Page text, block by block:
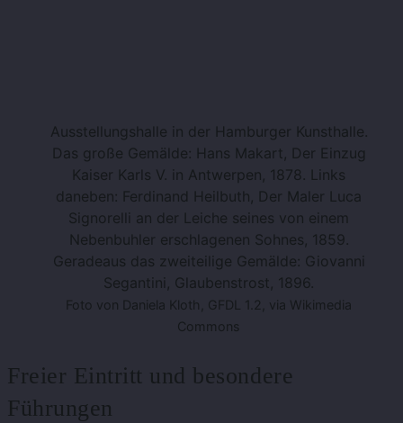
Ausstellungshalle in der Hamburger Kunsthalle.
Das große Gemälde: Hans Makart, Der Einzug
Kaiser Karls V. in Antwerpen, 1878. Links
daneben: Ferdinand Heilbuth, Der Maler Luca
Signorelli an der Leiche seines von einem
Nebenbuhler erschlagenen Sohnes, 1859.
Geradeaus das zweiteilige Gemälde: Giovanni
Segantini, Glaubenstrost, 1896.
Foto von Daniela Kloth, GFDL 1.2, via Wikimedia
Commons
Freier Eintritt und besondere
Führungen